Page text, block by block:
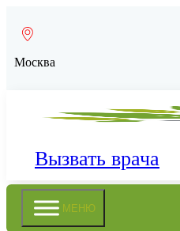
Москва
Вызвать врача
МЕНЮ